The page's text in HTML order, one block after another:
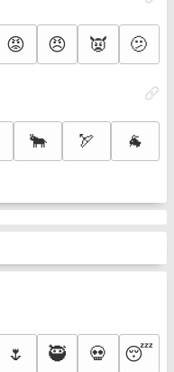
😡 😠 👿 🫤
🐂 🏹 🐐
🌷 🥷 💀
😴